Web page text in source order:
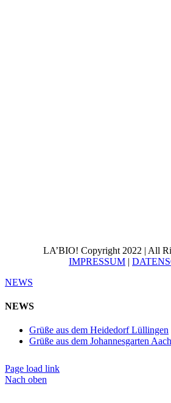
LA’BIO! Copyright 2022 | All
IMPRESSUM |
NEWS
NEWS
Grüße aus dem Heidedorf Lüllingen
Grüße aus dem Johannesgarten
Page load link
Nach oben